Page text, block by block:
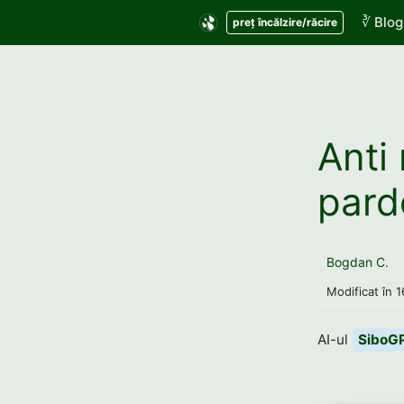
preț încălzire/răcire ∛ Blog
Anti
Bogdan C.
Modificat în
AI-ul